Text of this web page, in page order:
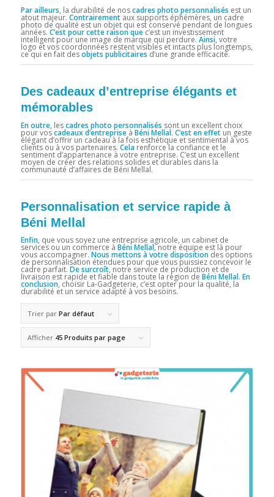
Par ailleurs, la durabilité de noscadres photo personnalisés est un
atout majeur. Contrairementaux supports éphémères, un cadre
photo de qualité est un objet qui est conservé pendant de longues
années. C’est pour cette raison quec’est un investissement
intelligent pour une image de marque qui perdure. Ainsi, votre
logo et vos coordonnées restent visibles et intacts plus longtemps,
ce qui en fait desobjets publicitaires d’une grande efficacité.
Des cadeaux d’entreprise élégants et
mémorables
En outre, lescadres photo personnalisés sont un excellent choix
pour voscadeaux d’entrepriseà Béni Mellal. C’est en effetun geste
élégant d’offrir un cadeau à la fois esthétique et sentimental à vos
clients ou à vos partenaires. Celarenforce la confiance et le
sentiment d’appartenance à votre entreprise. C’est un excellent
moyen de créer des relations solides et durables dans la
communauté d’affaires de Béni Mellal.
Personnalisation et service rapide à
Béni Mellal
Enfin, que vous soyez une entreprise agricole, un cabinet de
services ou un commerce à Béni Mellal, notre équipe est là pour
vous accompagner. Nous mettons à votre dispositiondes options
de personnalisation étendues pour que vous puissiez concevoir le
cadre parfait. De surcroît, notre service de production et de
livraison est rapide et fiable dans toute la région de Béni Mellal. En
conclusion, choisir La-Gadgeterie, c’est opter pour la qualité, la
durabilité et un service adapté à vos besoins.
Trier par Par défaut
Afficher 45 Produits par page